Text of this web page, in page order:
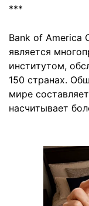
***
Bank of America
является
институтом,
150 странах.
мире
насчитывает